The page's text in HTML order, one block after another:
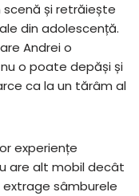
și retrăiește
din adolescență.
Andrei o
o poate depăși și
ca la un tărâm al
experiențe
are alt mobil decât
sâmburele